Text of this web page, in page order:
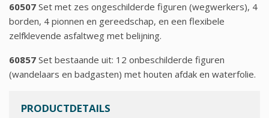
PRODUCTDETAILS
60507 Set met zes ongeschilderde figuren (wegwerkers), 4
borden, 4 pionnen en gereedschap, en een flexibele
zelfklevende asfaltweg met belijning.
60857 Set bestaande uit: 12 onbeschilderde figuren
(wandelaars en badgasten) met houten afdak en waterfolie.